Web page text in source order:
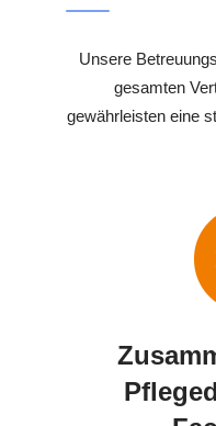
Unsere
gesamten
gewährleisten eine